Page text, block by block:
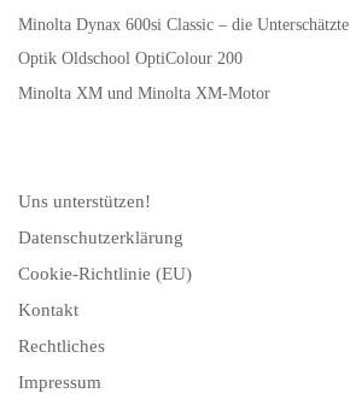
Minolta Dynax 600si Classic – die Unterschätzte
Optik Oldschool OptiColour 200
Minolta XM und Minolta XM-Motor
Uns unterstützen!
Datenschutzerklärung
Cookie-Richtlinie (EU)
Kontakt
Rechtliches
Impressum